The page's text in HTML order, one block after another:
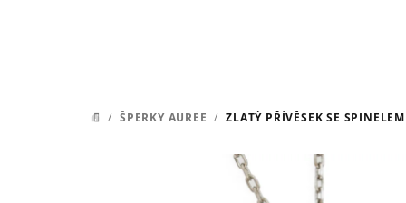
DOMŮ
/ ŠPERKY AUREE / ZLATÝ PŘÍVĚSEK SE